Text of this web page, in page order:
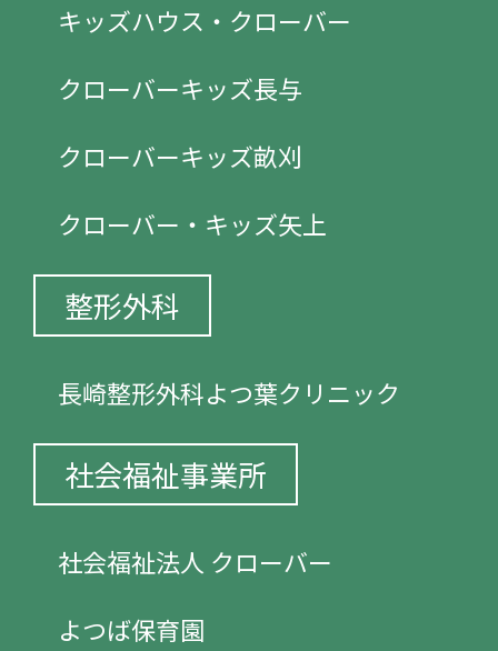
キッズハウス・クローバー
クローバーキッズ長与
クローバーキッズ畝刈
クローバー・キッズ矢上
整形外科
長崎整形外科よつ葉クリニック
社会福祉事業所
社会福祉法人 クローバー
よつば保育園